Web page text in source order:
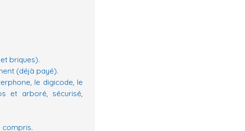
briques).
(déjà payé).
le digicode, le
et arboré, sécurisé,